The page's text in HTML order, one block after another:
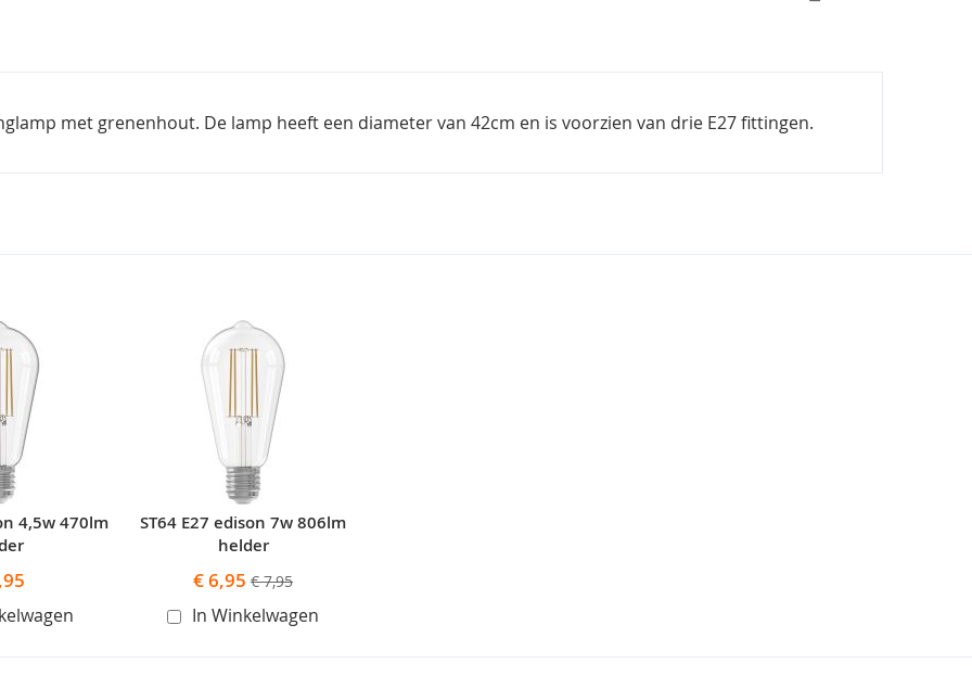
met grenenhout. De lamp heeft een diameter van 42cm en is voorzien van drie E27 fittingen.
4,5w 470lm
ST64 E27 edison 7w 806lm
helder
Speciale
€ 6,95 € 7,95
In Winkelwagen